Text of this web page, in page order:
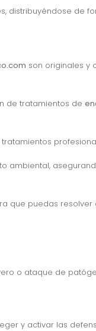
distribuyéndose de
son originales y
de tratamientos de
ambiental,
que puedas
o ataque de
y activar las